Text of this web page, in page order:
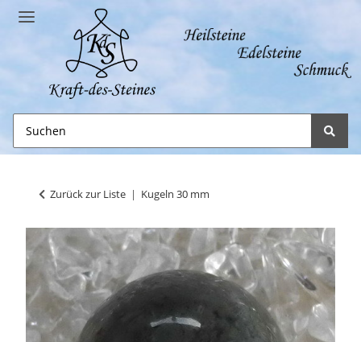
Zurück zur Liste Kugeln 30 mm